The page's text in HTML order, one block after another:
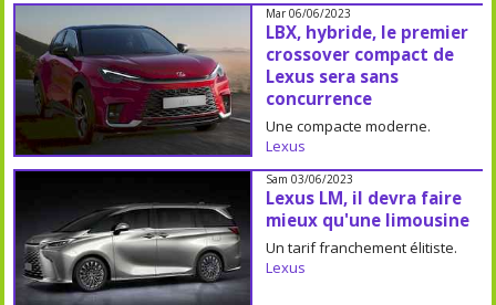
Mar 06/06/2023
LBX, hybride, le premier
crossover compact de
Lexus sera sans
concurrence
Une compacte moderne.
Lexus
Sam 03/06/2023
Lexus LM, il devra faire
mieux qu'une limousine
Un tarif franchement élitiste.
Lexus